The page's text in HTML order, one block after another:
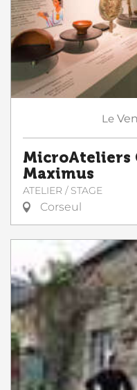
Le
MicroAteliers
Maximus
ATELIER / STAGE
Corseul